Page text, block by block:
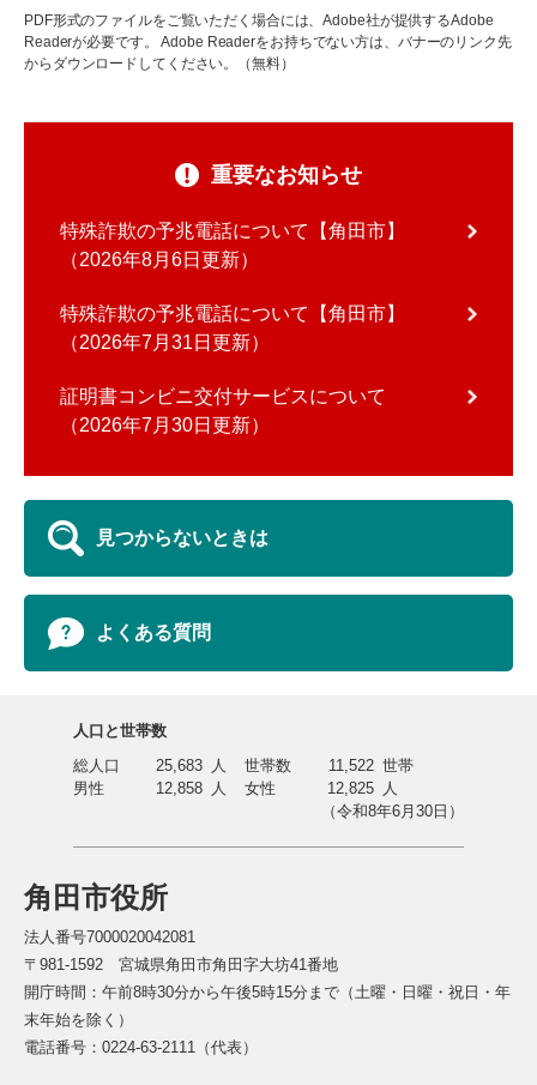
PDF形式のファイルをご覧いただく場合には、Adobe社が提供するAdobe
Readerが必要です。
Adobe Readerをお持ちでない方は、バナーのリンク先
からダウンロードしてください。（無料）
重要なお知らせ
特殊詐欺の予兆電話について【角田市】
2026年8月6日更新
特殊詐欺の予兆電話について【角田市】
2026年7月31日更新
証明書コンビニ交付サービスについて
2026年7月30日更新
見つからないときは
よくある質問
角田市役所
法人番号7000020042081
〒981-1592 宮城県角田市角田字大坊41番地
開庁時間：午前8時30分から午後5時15分まで（土曜・日曜・祝日・年
末年始を除く）
電話番号：0224-63-2111（代表）
人口と世帯数
総人口
25,683 人 世帯数 11,522 世帯
男性
12,858 人 女性 12,825
人
（令和8年6月30日）